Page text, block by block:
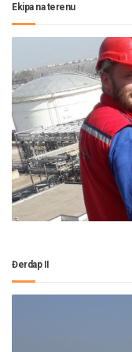
Ekipa na terenu
Đerdap II